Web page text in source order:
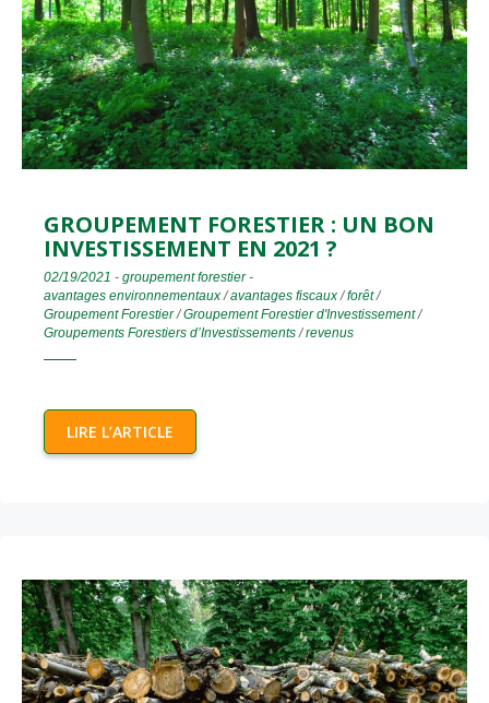
GROUPEMENT FORESTIER : UN BON
INVESTISSEMENT EN 2021 ?
02/19/2021 - groupement forestier-
avantages environnementaux /avantages fiscaux /forêt/
Groupement Forestier/Groupement Forestier d'Investissement/
Groupements Forestiers d’Investissements /revenus
LIRE L’ARTICLE